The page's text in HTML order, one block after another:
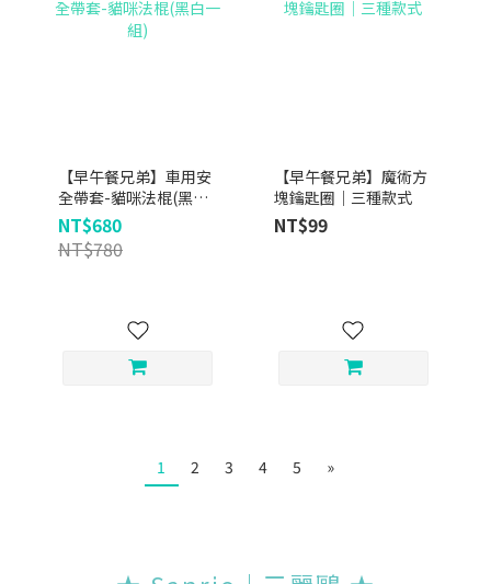
【早午餐兄弟】車用安
全帶套-貓咪法棍(黑白
一組)
NT$680
NT$780
【早午餐兄弟】魔術方
塊鑰匙圈｜三種款式
NT$99
1 2 3 4 5 »